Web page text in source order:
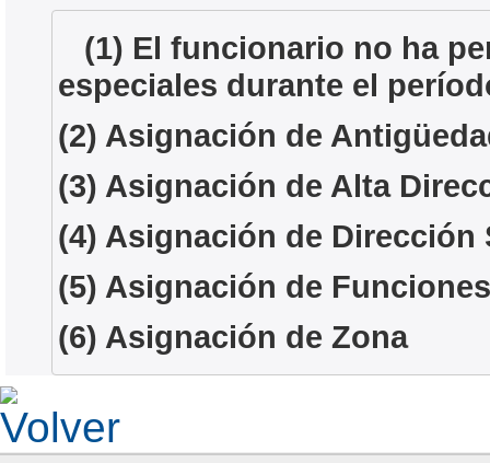
(1) El funcionario no ha
especiales durante el
(2) Asignación de
(3) Asignación de Alta
(4) Asignación de Dirección
(5) Asignación de
(6) Asignación de Zona